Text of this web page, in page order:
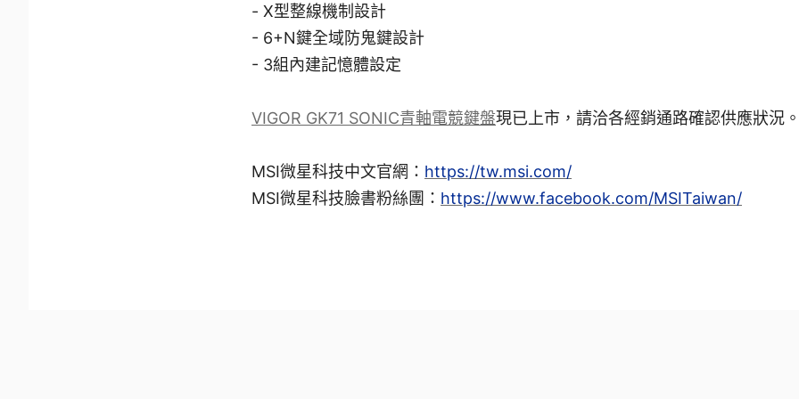
- X型整線機制設計
- 6+N鍵全域防鬼鍵設計
- 3組內建記憶體設定
VIGOR GK71 SONIC青軸電競鍵盤現已上市，請洽各經銷通路確認供應狀況
MSI微星科技中文官網： https://tw.msi.com/
MSI微星科技臉書粉絲團： https://www.facebook.com/MSITaiwan/